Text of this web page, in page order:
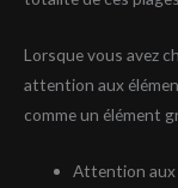
Lorsque vous avez
attention aux
comme un élément
Attention aux